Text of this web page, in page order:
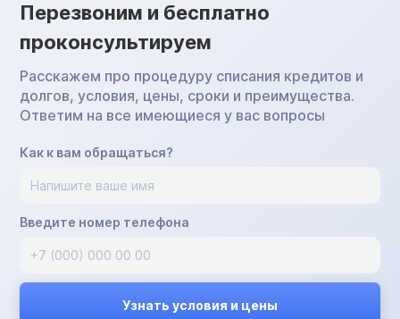
Перезвоним и бесплатно
проконсультируем
Расскажем про процедуру списания кредитов и
долгов, условия, цены, сроки и преимущества.
Ответим на все имеющиеся у вас вопросы
Как к вам обращаться?
Введите номер телефона